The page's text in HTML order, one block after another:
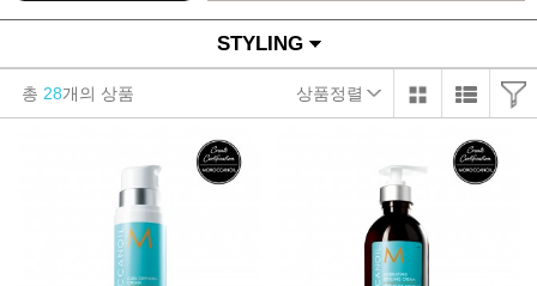
STYLING
총 28개의 상품 상품정렬